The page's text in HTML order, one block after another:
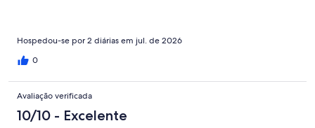
Hospedou-se por 2 diárias em jul. de 2026
0
Avaliação verificada
10/10 - Excelente